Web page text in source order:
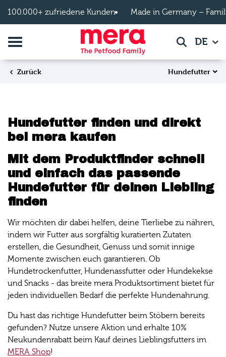
100.000+ zufriedene Kunden Made in Germany –
Navigation umschalten SucheDE
Zurück Hundefutter
Hundefutter finden und direkt
bei mera kaufen
Mit dem Produktfinder schnell
und einfach das passende
Hundefutter für deinen Liebling
finden
Wir möchten dir dabei helfen, deine Tierliebe zu nähren,
indem wir Futter aus sorgfältig kuratierten Zutaten
erstellen, die Gesundheit, Genuss und somit innige
Momente zwischen euch garantieren. Ob
Hundetrockenfutter, Hundenassfutter oder Hundekekse
und Snacks - das breite mera Produktsortiment bietet für
jeden individuellen Bedarf die perfekte Hundenahrung.
Du hast das richtige Hundefutter beim Stöbern bereits
gefunden? Nutze unsere Aktion und erhalte 10%
Neukundenrabatt beim Kauf deines Lieblingsfutters im
MERA Shop!